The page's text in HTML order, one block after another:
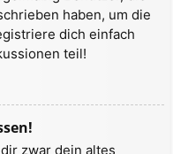
haben, um die
dich einfach
teil!
zwar dein altes